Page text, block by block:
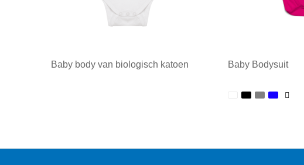
Baby body van biologisch katoen Baby Bodysuit